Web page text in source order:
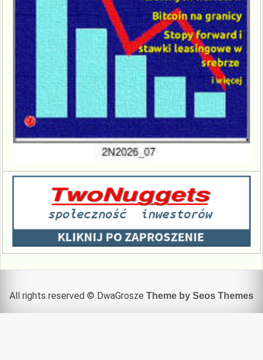
All rights reserved © DwaGrosze Theme by Seos Themes